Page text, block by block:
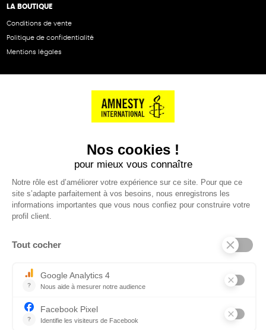
LA BOUTIQUE
Conditions de vente
Politique de confidentialité
Mentions légales
Nous contacter
Renvoyer des articles
Une boutique élaborée avec par RGOODS